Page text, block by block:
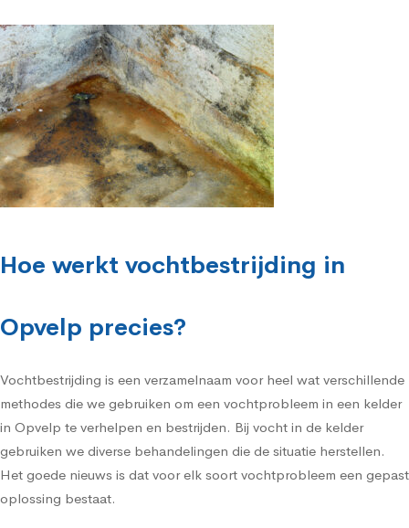
Hoe werkt vochtbestrijding in
Opvelp precies?
Vochtbestrijding is een verzamelnaam voor heel wat verschillende
methodes die we gebruiken om een vochtprobleem in een kelder
in Opvelp te verhelpen en bestrijden. Bij vocht in de kelder
gebruiken we diverse behandelingen die de situatie herstellen.
Het goede nieuws is dat voor elk soort vochtprobleem een gepast
oplossing bestaat.